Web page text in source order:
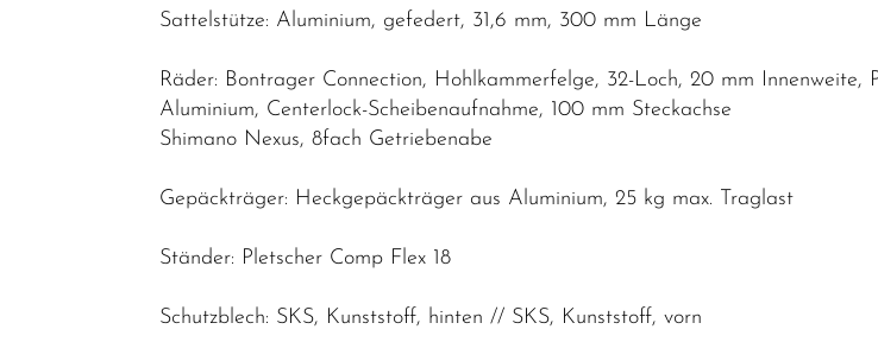
Sattelstütze: Aluminium, gefedert, 31,6 mm, 300 mm Länge
Räder: Bontrager Connection, Hohlkammerfelge, 32-Loch, 20 mm Innenweite,
Aluminium, Centerlock-Scheibenaufnahme, 100 mm Steckachse
Shimano Nexus, 8fach Getriebenabe
Gepäckträger: Heckgepäckträger aus Aluminium, 25 kg max. Traglast
Ständer: Pletscher Comp Flex 18
Schutzblech: SKS, Kunststoff, hinten // SKS, Kunststoff, vorn